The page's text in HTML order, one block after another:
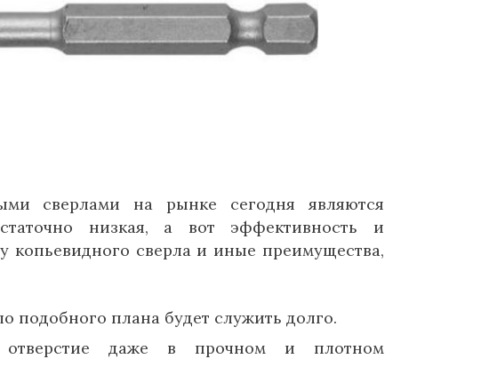
сверлами на рынке сегодня являются
низкая, а вот эффективность и
копьевидного сверла и иные преимущества,
подобного плана будет служить долго.
отверстие даже в прочном и плотном